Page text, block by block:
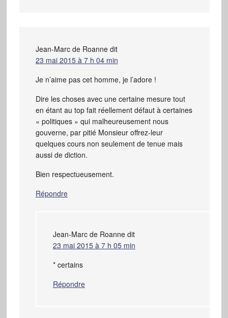
Jean-Marc de Roanne dit
23 mai 2015 à 7 h 04 min
Je n’aime pas cet homme, je l’adore !
Dire les choses avec une certaine mesure tout
en étant au top fait réellement défaut à certaines
« politiques » qui malheureusement nous
gouverne, par pitié Monsieur offrez-leur
quelques cours non seulement de tenue mais
aussi de diction.
Bien respectueusement.
Répondre
Jean-Marc de Roanne dit
23 mai 2015 à 7 h 05 min
* certains
Répondre